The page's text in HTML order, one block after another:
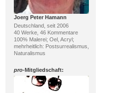
Joerg Peter Hamann
Deutschland, seit 2006
40 Werke, 46 Kommentare
100% Malerei; Oel, Acryl;
mehrheitlich: Postsurrealismus,
Naturalismus
pro-Mitgliedschaft: